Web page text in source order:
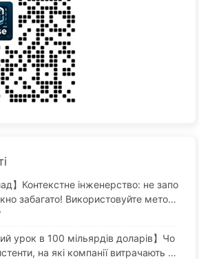
】Контекстне інженерство: не запо
забагато! Використовуйте метод
стиснення та ізоляції, щоб т
урок в 100 мільярдів доларів】Чо
на які компанії витрачають ве